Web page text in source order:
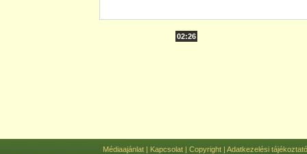
02:26
Médiaajánlat| Kapcsolat| Copyright| Adatkezelési tájékoztató